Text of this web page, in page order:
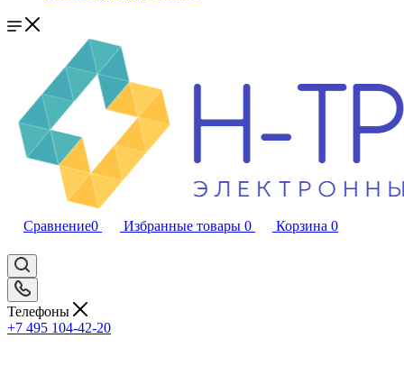
Сравнение0 Избранные товары 0 Корзина 0
Телефоны
+7 495 104-42-20